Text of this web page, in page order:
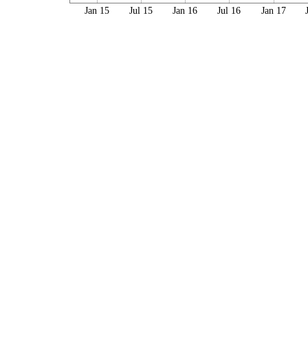
Jan 15 Jul 15 Jan 16 Jul 16 Jan 17